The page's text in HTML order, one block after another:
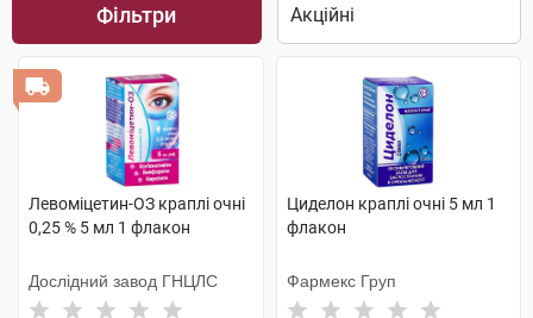
Фільтри
Левоміцетин-ОЗ краплі очні
0,25 % 5 мл 1 флакон
Дослідний завод ГНЦЛС
Циделон краплі очні 5 мл 1
флакон
Фармекс Груп